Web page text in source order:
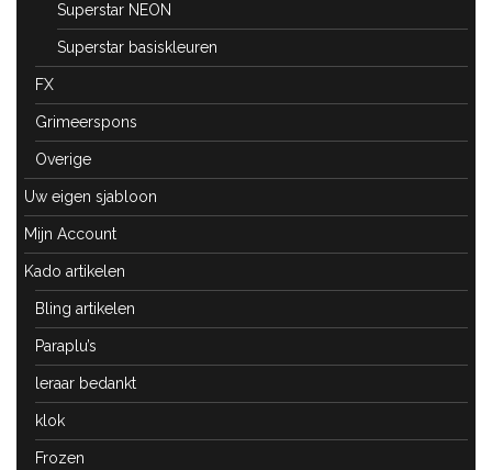
Superstar NEON
Superstar basiskleuren
FX
Grimeerspons
Overige
Uw eigen sjabloon
Mijn Account
Kado artikelen
Bling artikelen
Paraplu’s
leraar bedankt
klok
Frozen